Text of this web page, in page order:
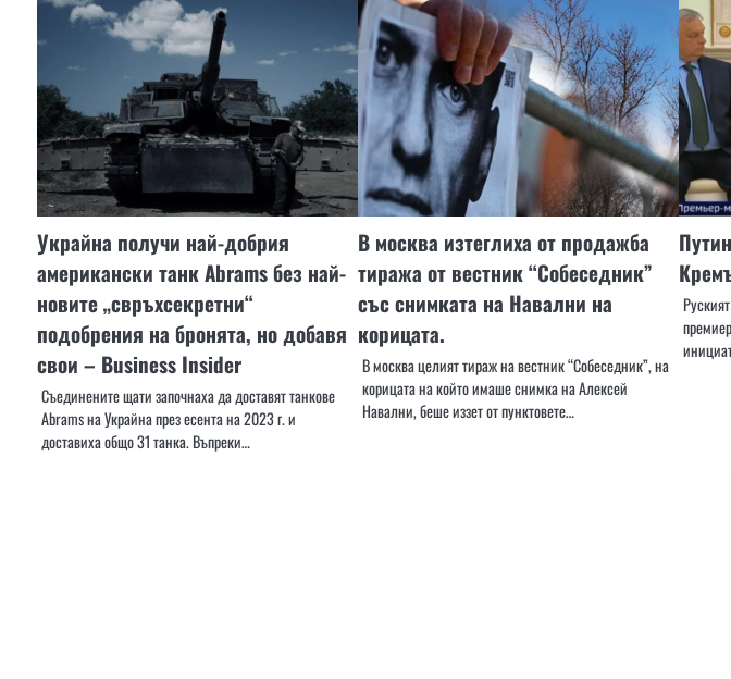
Украйна получи най-добрия
американски танк Abrams без най-
новите „свръхсекретни“
подобрения на бронята, но добавя
свои – Business Insider
Съединените щати започнаха да доставят танкове
Abrams на Украйна през есента на 2023 г. и
доставиха общо 31 танка. Въпреки…
В москва изтеглиха от продажба
тиража от вестник “Собеседник”
със снимката на Навални на
корицата.
В москва целият тираж на вестник “Собеседник”, на
корицата на който имаше снимка на Алексей
Навални, беше иззет от пунктовете…